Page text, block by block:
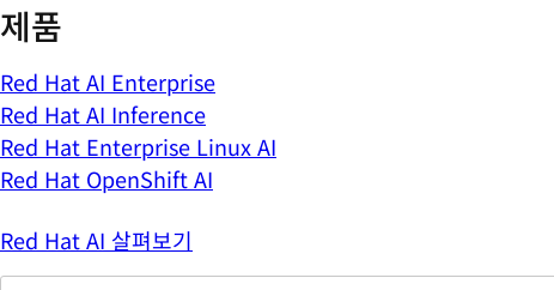
제품
Red Hat AI Enterprise
Red Hat AI Inference
Red Hat Enterprise Linux AI
Red Hat OpenShift AI
Red Hat AI 살펴보기